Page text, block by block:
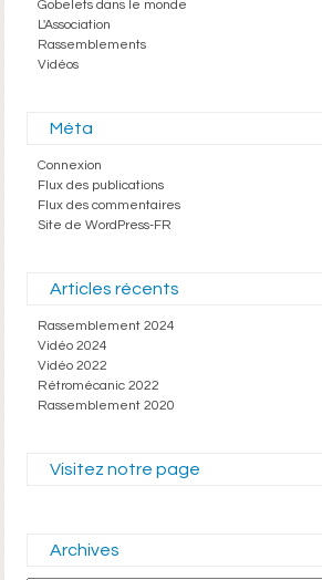
Gobelets dans le monde
L'Association
Rassemblements
Vidéos
Méta
Connexion
Flux des publications
Flux des commentaires
Site de WordPress-FR
Articles récents
Rassemblement 2024
Vidéo 2024
Vidéo 2022
Rétromécanic 2022
Rassemblement 2020
Visitez notre page
Archives